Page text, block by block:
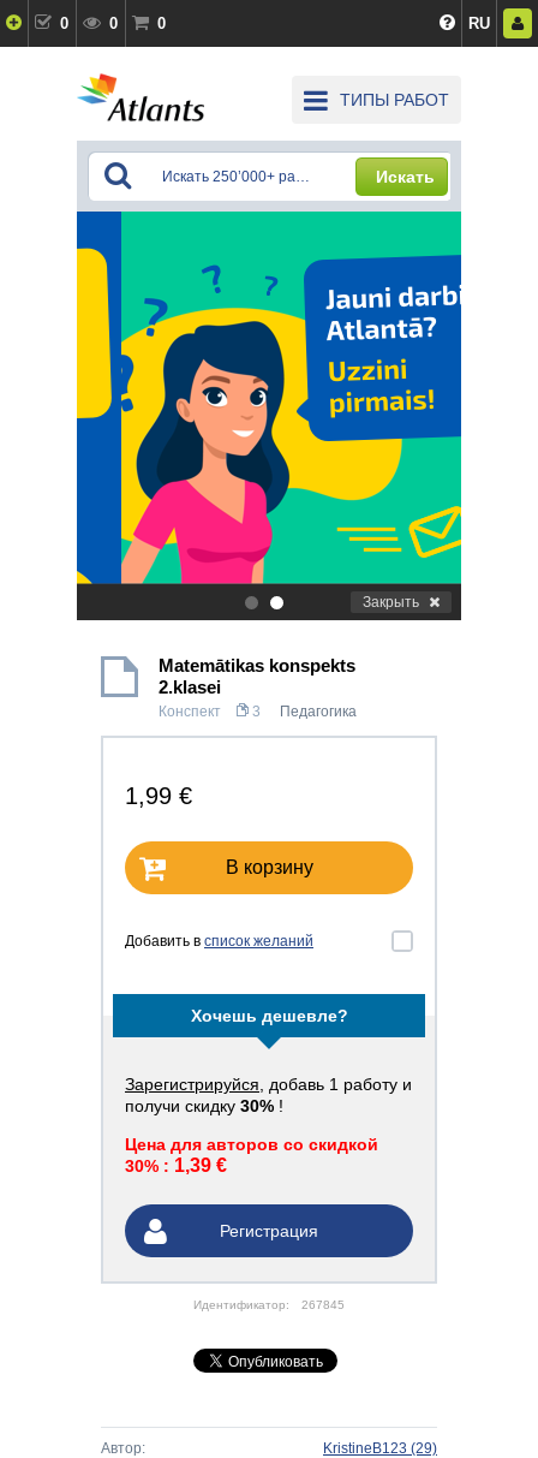
0 0 0 RU
ТИПЫ РАБОТ
Искать
. Закрыть
Matemātikas konspekts
2.klasei
Конспект 3 Педагогика
1,99 €
В корзину
Добавить в список желаний
Хочешь дешевле?
Зарегистрируйся , добавь 1 работу и
получи скидку 30% !
Цена для авторов со скидкой
30% : 1,39 €
Регистрация
Идентификатор: 267845
Автор: KristineB123 (29)